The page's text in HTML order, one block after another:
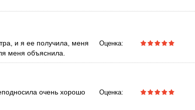
и я ее получила, меня
меня объяснила.
Оценка:
очень хорошо
Оценка: